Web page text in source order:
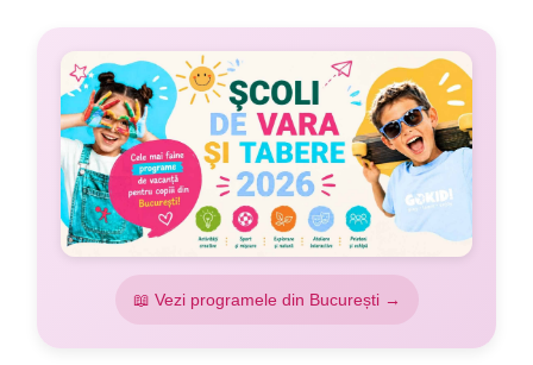
📖 Vezi programele din București →